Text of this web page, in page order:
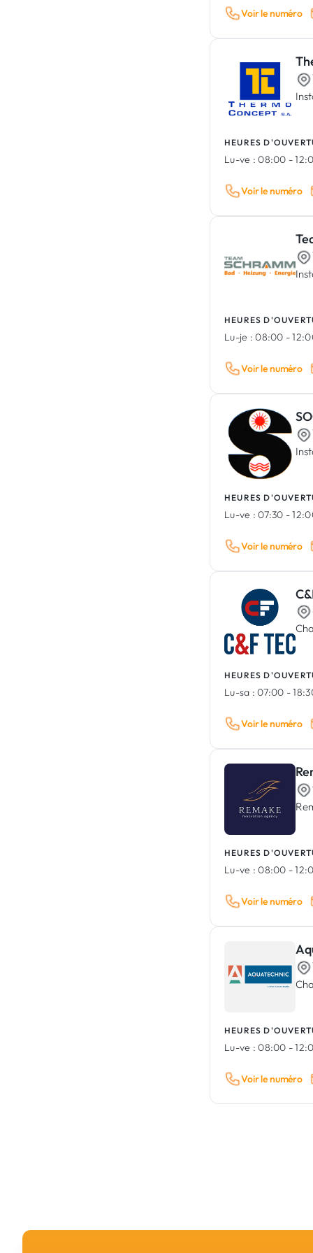
Voir le numéro
HEURES
Lu-ve : 08:00 -
Voir le numéro
HEURES
Lu-je : 08:00 -
Voir le numéro
HEURES
Lu-ve : 07:30 -
Voir le numéro
HEURES
Lu-sa : 07:00 -
Voir le numéro
HEURES
Lu-ve : 08:00 -
Voir le numéro
HEURES
Lu-ve : 08:00 -
Voir le numéro